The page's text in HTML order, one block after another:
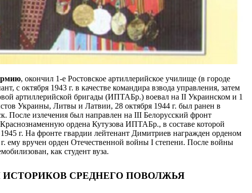
, окончил 1-е Ростовское артиллерийское училище (в городе
с октября 1943 г. в качестве командира взвода управления, затем
артиллерийской бригады (ИПТАБр.) воевал на II Украинском и 1
Украины, Литвы и Латвии, 28 октября 1944 г. был ранен в
После излечения был направлен на III Белорусский фронт
ордена Кутузова ИПТАБр., в составе которой
г. На фронте гвардии лейтенант Димитриев награжден орденом
ему вручен орден Отечественной войны I степени. После войны
как студент вуза.
СРЕДНЕГО ПОВОЛЖЬЯ